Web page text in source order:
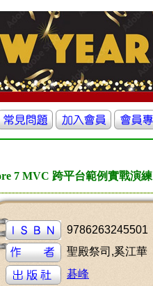
7 MVC 跨平台範例實戰演練
9786263245501
聖殿祭司,奚江華
碁峰